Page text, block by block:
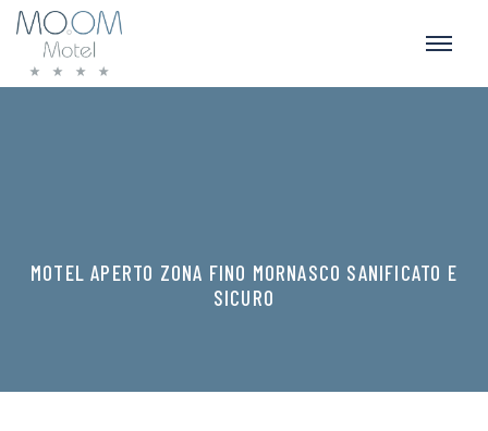
MOTEL APERTO ZONA FINO MORNASCO SANIFICATO E
SICURO